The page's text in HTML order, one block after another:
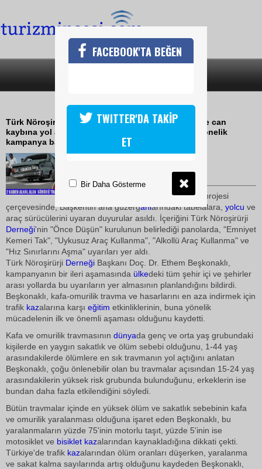
ALKOL KAZA RİSKİNİ ARTTIRIYOR
Türk Nöroşirürji Derneği, Türkiye'de her yıl binlerce can
kaybına yol açan trafik kazalarının önlenmesine yönelik
kampanya başlattı.
n sosyal sorumluluk projesi
çerçevesinde, Başkentin ana güzergahlarındaki tabelalara, yolcu ve
araç sürücülerini uyaran duyurular asıldı. İçeriğini Türk Nöroşirürji
Derneği'nin "Önce Düşün" kurulunun belirlediği panolarda, "Emniyet
Kemeri Tak", "Uykusuz Araç Kullanma", "Alkollü Araç Kullanma" ve
"Hız Sınırlarını Aşma" uyarıları yer aldı.
Türk Nöroşirürji Derneği Başkanı Doç. Dr. Ethem Beşkonaklı,
kampanyanın bir ileri aşamasında ülkedeki tüm şehir içi ve şehirler
arası yollarda bu uyarıların yer almasının planlandığını bildirdi.
Beşkonaklı, kafa-omurilik travma ve hasarlarını en aza indirmek için
trafik kazalarına karşı eğitim etkinliklerinin, buna yönelik
mücadelenin ilk ve önemli aşaması olduğunu kaydetti.
Kafa ve omurilik travmasının dünyada genç ve orta yaş grubundaki
kişilerde en yaygın sakatlık ve ölüm sebebi olduğunu, 1-44 yaş
arasındakilerde ölümlere en sık travmanın yol açtığını anlatan
Beşkonaklı, çoğu önlenebilir olan bu travmalar açısından 15-24 yaş
arasındakilerin yüksek risk grubunda bulunduğunu, erkeklerin ise
bundan daha fazla etkilendiğini söyledi.
Bütün travmalar içinde en yüksek ölüm ve sakatlık sebebinin kafa
ve omurilik yaralanması olduğuna işaret eden Beşkonaklı, bu
yaralanmaların yüzde 75'inin motorlu taşıt, yüzde 5'inin ise
motosiklet ve bisiklet kazalarından kaynakladığına dikkati çekti.
Türkiye'de trafik kazalarından ölüm oranları düşerken, yaralanma
ve sakat kalma sayılarında artış olduğunu kaydeden Beşkonaklı,
FACEBOOK'TA BEĞEN
TWITTER'DA TAKİP
ET
Bir Daha Gösterme